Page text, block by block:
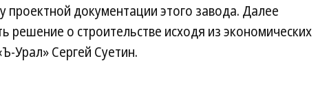
проектной документации этого завода. Далее
решение о строительстве исходя из экономических
Урал» Сергей Суетин.